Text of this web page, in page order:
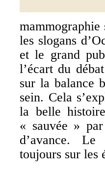
les slogans
et le grand
l’écart du
sur la balance
sein. Cela
la belle
« sauvée »
d’avance. Le
toujours sur les